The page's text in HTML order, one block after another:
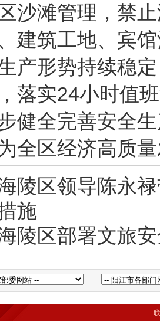
沙滩管理，禁
建筑工地、宾
产形势持续稳
落实24小时值
健全完善安全
全区经济高质
陵区领导陈永
施
陵区部署文旅